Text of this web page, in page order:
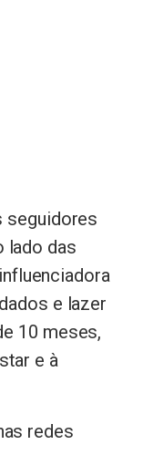
seguidores
lado das
e lazer
10 meses,
e à
redes